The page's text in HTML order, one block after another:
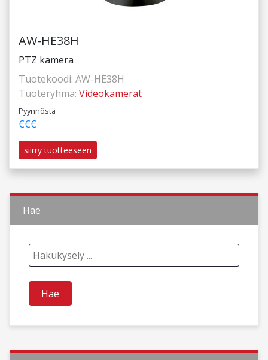
AW-HE38H
PTZ kamera
Tuotekoodi: AW-HE38H
Tuoteryhmä: Videokamerat
Pyynnöstä
€€€
siirry tuotteeseen
Hae